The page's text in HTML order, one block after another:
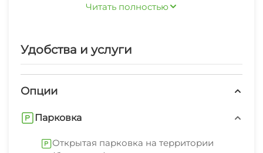
Комфорт 2х-местный , "Стандарт" 3-местный по
Рядом с нами есть различные кафе, столовые и
Стабильное Wi-Fi соединение в каждом уголке.
Мы рады предоставить также: экскурсионные
принадлежности, зеленый двор, беседка,
Читать полностью
Удобства и услуги
Опции
Парковка
Открытая парковка на территории